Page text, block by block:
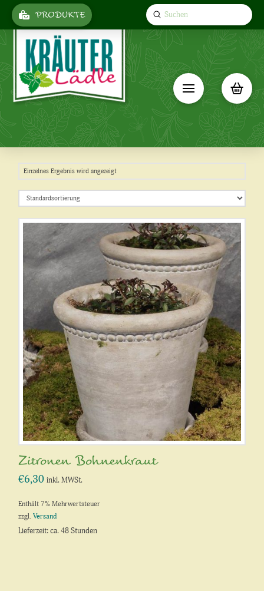
PRODUKTE Search
Submit
Einzelnes Ergebnis wird angezeigt
Zitronen Bohnenkraut
€6,30 inkl. MWSt.
Enthält 7% Mehrwertsteuer
zzgl.Versand
Lieferzeit: ca. 48 Stunden